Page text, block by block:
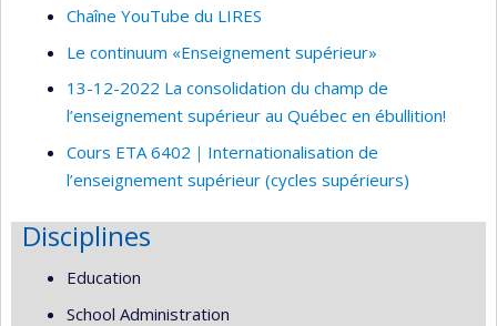
Chaîne YouTube du LIRES
Le continuum «Enseignement supérieur»
13-12-2022 La consolidation du champ de
l’enseignement supérieur au Québec en ébullition!
Cours ETA 6402｜Internationalisation de
l’enseignement supérieur (cycles supérieurs)
Disciplines
Education
School Administration